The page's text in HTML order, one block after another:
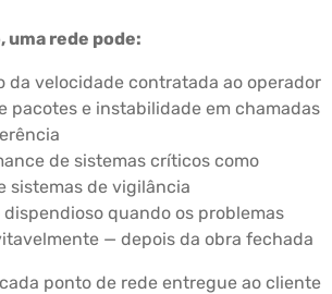
uma rede pode:
da velocidade contratada ao operador
pacotes e instabilidade em chamadas
de sistemas críticos como
sistemas de vigilância
quando os problemas
— depois da obra fechada
ponto de rede entregue ao cliente